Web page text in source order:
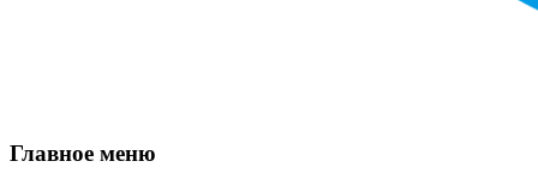
Главное меню